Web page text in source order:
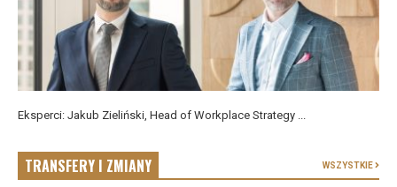
Eksperci: Jakub Zieliński, Head of Workplace Strategy ...
TRANSFERY I ZMIANY WSZYSTKIE